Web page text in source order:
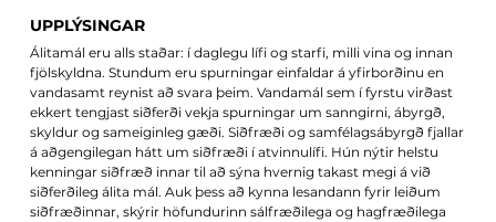
UPPLÝSINGAR
Álitamál eru alls staðar: í daglegu lífi og starfi, milli vina og innan
fjölskyldna. Stundum eru spurningar einfaldar á yfirborðinu en
vandasamt reynist að svara þeim. Vandamál sem í fyrstu virðast
ekkert tengjast siðferði vekja spurningar um sanngirni, ábyrgð,
skyldur og sameiginleg gæði. Siðfræði og samfélagsábyrgð fjallar
á aðgengilegan hátt um siðfræði í atvinnulífi. Hún nýtir helstu
kenningar siðfræð­ innar til að sýna hvernig takast megi á við
siðferðileg álita­ mál. Auk þess að kynna lesandann fyrir leiðum
siðfræðinnar, skýrir höfundurinn sálfræðilega og hagfræðilega